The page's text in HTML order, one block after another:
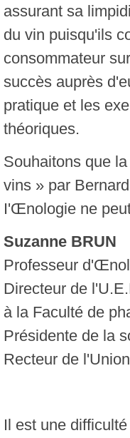
assurant sa
du vin puisqu'ils
consommateur
succès auprès
pratique et les
théoriques.
Souhaitons que
vins » par
I'Œnologie ne
Suzanne BRUN
Professeur
Directeur de
à la Faculté de
Présidente de la
Recteur de
Il est une